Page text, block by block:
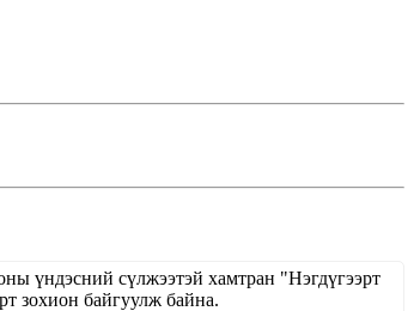
үндэсний сүлжээтэй хамтран "Нэгдүгээрт
зохион байгуулж байна.